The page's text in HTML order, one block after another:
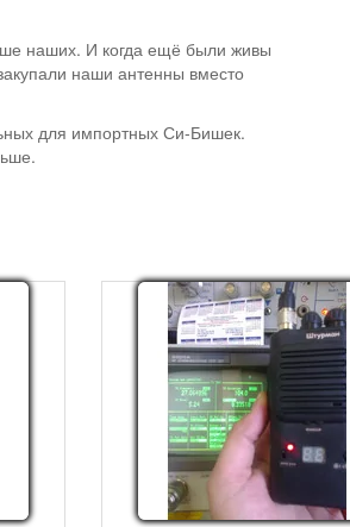
наших. И когда ещё были живы
наши антенны вместо
для импортных Си-Бишек.